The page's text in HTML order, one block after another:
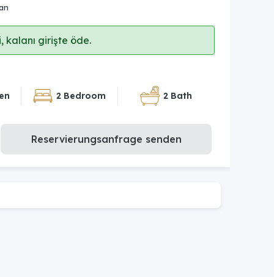
kalanı girişte öde.
2 Bedroom 2 Bath
Reservierungsanfrage senden